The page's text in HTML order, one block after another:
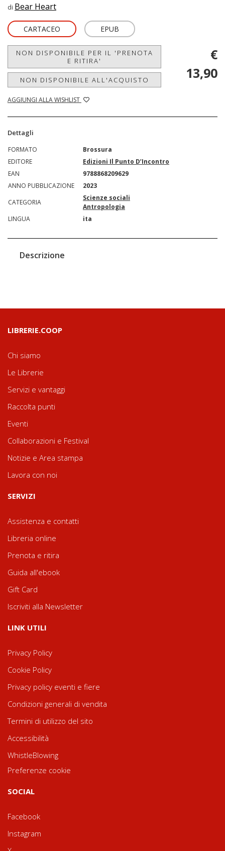
di Bear Heart
CARTACEO EPUB
NON DISPONIBILE PER IL 'PRENOTA
E RITIRA'
NON DISPONIBILE ALL'ACQUISTO
AGGIUNGI ALLA WISHLIST
€
13,90
Dettagli
FORMATO
Brossura
EDITORE
Edizioni Il Punto D’Incontro
EAN
9788868209629
ANNO PUBBLICAZIONE
2023
CATEGORIA
Scienze sociali
Antropologia
LINGUA
ita
Descrizione
LIBRERIE.COOP
Chi siamo
Le Librerie
Servizi e vantaggi
Raccolta punti
Eventi
Collaborazioni e Festival
Notizie e Area stampa
Lavora con noi
SERVIZI
Assistenza e contatti
Libreria online
Prenota e ritira
Guida all'ebook
Gift Card
Iscriviti alla Newsletter
LINK UTILI
Privacy Policy
Cookie Policy
Privacy policy eventi e fiere
Condizioni generali di vendita
Termini di utilizzo del sito
Accessibilità
WhistleBlowing
Preferenze cookie
SOCIAL
Facebook
Instagram